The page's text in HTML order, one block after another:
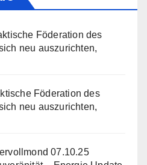
Föderation des
neu auszurichten,
Föderation des
neu auszurichten,
07.10.25